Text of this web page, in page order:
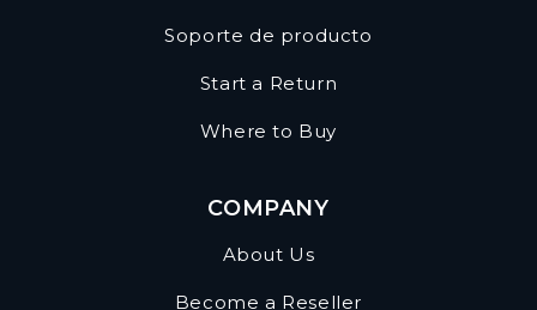
Soporte de producto
Start a Return
Where to Buy
COMPANY
About Us
Become a Reseller